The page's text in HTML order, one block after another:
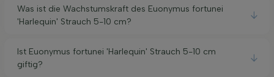
Was ist die Wachstumskraft des Euonymus fortunei
'Harlequin' Strauch 5-10 cm?
Ist Euonymus fortunei 'Harlequin' Strauch 5-10 cm
giftig?